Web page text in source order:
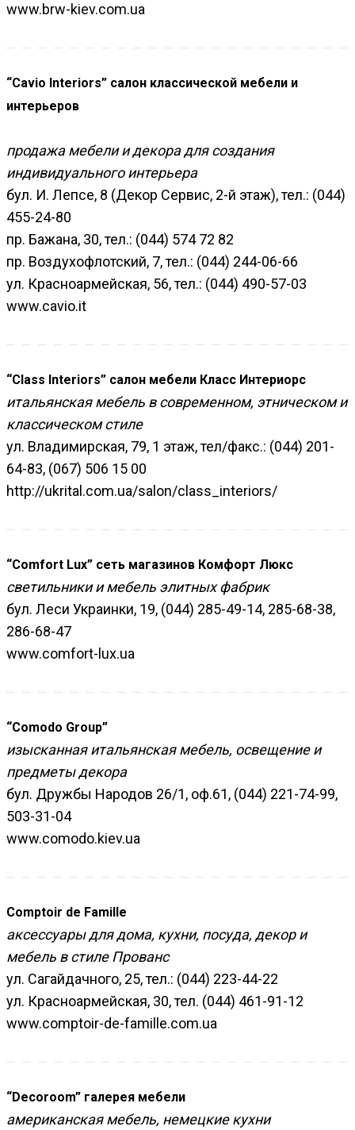
www.brw-kiev.com.ua
“Cavio Interiors” салон классической мебели и
интерьеров
продажа мебели и декора для создания
индивидуального интерьера
бул. И. Лепсе, 8 (Декор Сервис, 2-й этаж), тел.: (044)
455-24-80
пр. Бажана, 30, тел.: (044) 574 72 82
пр. Воздухофлотский, 7, тел.: (044) 244-06-66
ул. Красноармейская, 56, тел.: (044) 490-57-03
www.cavio.it
“Class Interiors” салон мебели Класс Интериорс
итальянская мебель в современном, этническом и
классическом стиле
ул. Владимирская, 79, 1 этаж, тел/факс.: (044) 201-
64-83, (067) 506 15 00
http://ukrital.com.ua/salon/class_interiors/
“Comfort Lux” сеть магазинов Комфорт Люкс
светильники и мебель элитных фабрик
бул. Леси Украинки, 19, (044) 285-49-14, 285-68-38,
286-68-47
www.comfort-lux.ua
“Comodo Group”
изысканная итальянская мебель, освещение и
предметы декора
бул. Дружбы Народов 26/1, оф.61, (044) 221-74-99,
503-31-04
www.comodo.kiev.ua
Comptoir de Famille
аксессуары для дома, кухни, посуда, декор и
мебель в стиле Прованс
ул. Сагайдачного, 25, тел.: (044) 223-44-22
ул. Красноармейская, 30, тел. (044) 461-91-12
www.comptoir-de-famille.com.ua
“Decoroom” галерея мебели
американская мебель, немецкие кухни